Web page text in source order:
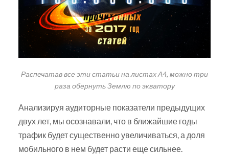
Распечатав все эти статьи на листах А4, можно три
раза обернуть Землю по экватору
Анализируя аудиторные показатели предыдущих
двух лет, мы осознавали, что в ближайшие годы
трафик будет существенно увеличиваться, а доля
мобильного в нем будет расти еще сильнее.